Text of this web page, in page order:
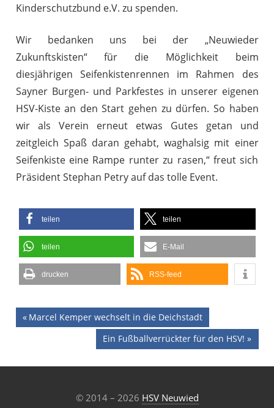
Kinderschutzbund e.V. zu spenden.
Wir bedanken uns bei der „Neuwieder
Zukunftskisten“ für die Möglichkeit beim
diesjährigen Seifenkistenrennen im Rahmen des
Sayner Burgen- und Parkfestes in unserer eigenen
HSV-Kiste an den Start gehen zu dürfen. So haben
wir als Verein erneut etwas Gutes getan und
zeitgleich Spaß daran gehabt, waghalsig mit einer
Seifenkiste eine Rampe runter zu rasen,“ freut sich
Präsident Stephan Petry auf das tolle Event.
teilen teilen
teilen E-Mail
drucken RSS-feed
Beitragsnavigation
Vorheriger
Beitrag:
Marcel Kemper wechselt in die Deichstadt
Nächster
Beitrag:
Ein Fußballverrückter für den HSV!
© 2014 – 2026 HSV Neuwied